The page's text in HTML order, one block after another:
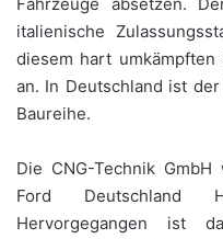
Fahrzeuge absetzen.
italienische
diesem hart
an. In Deutschland ist
Baureihe.
Die CNG-Technik
Ford Deutschland
Hervorgegangen ist